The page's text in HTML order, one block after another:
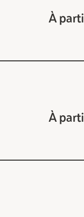
À
À